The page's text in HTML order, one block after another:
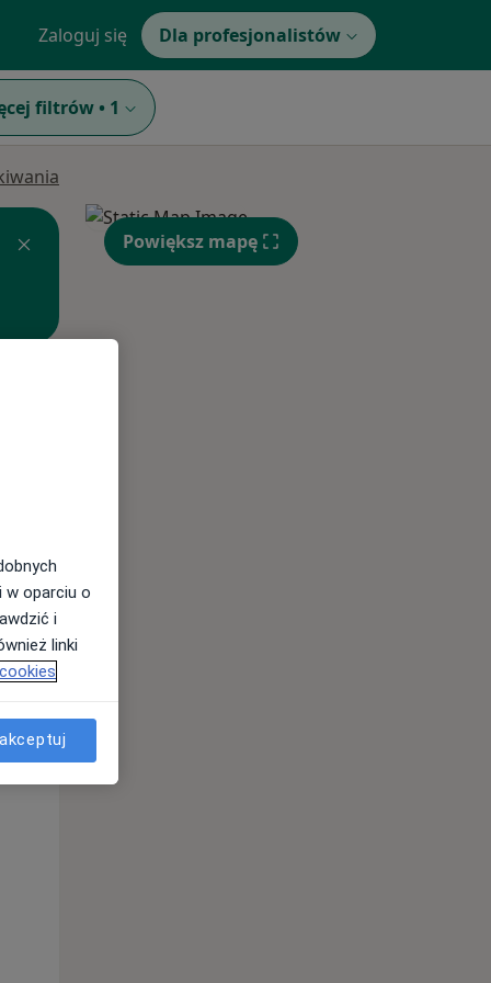
Zaloguj się Dla profesjonalistów
filtrów • 1
Czw,
Powiększ mapę
w oparciu o
i
linki